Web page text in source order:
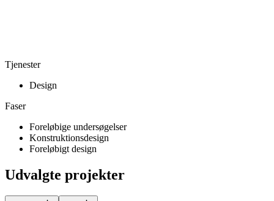
Tjenester
Design
Faser
Foreløbige undersøgelser
Konstruktionsdesign
Foreløbigt design
Udvalgte projekter